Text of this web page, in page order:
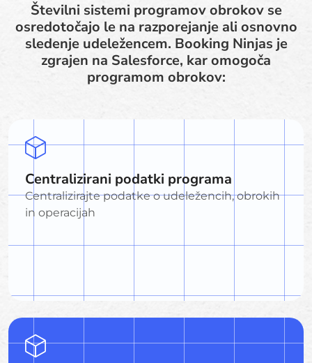
Številni sistemi programov obrokov se
osredotočajo le na razporejanje ali osnovno
sledenje udeležencem. Booking Ninjas je
zgrajen na Salesforce, kar omogoča
programom obrokov:
Centralizirani podatki programa
Centralizirajte podatke o udeležencih, obrokih
in operacijah